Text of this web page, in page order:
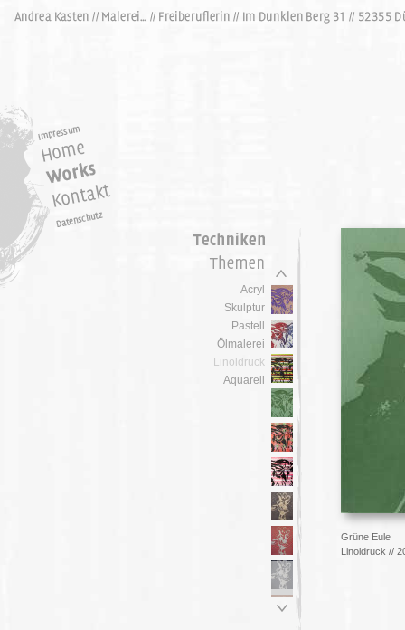
Acryl
Skulptur
Pastell
Ölmalerei
Linoldruck
Aquarell
Grüne Eule
Linoldruck //